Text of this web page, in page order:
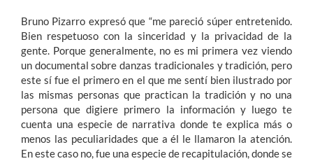
Bruno Pizarro expresó que “me pareció súper entretenido.
Bien respetuoso con la sinceridad y la privacidad de la
gente. Porque generalmente, no es mi primera vez viendo
un documental sobre danzas tradicionales y tradición, pero
este sí fue el primero en el que me sentí bien ilustrado por
las mismas personas que practican la tradición y no una
persona que digiere primero la información y luego te
cuenta una especie de narrativa donde te explica más o
menos las peculiaridades que a él le llamaron la atención.
En este caso no, fue una especie de recapitulación, donde se